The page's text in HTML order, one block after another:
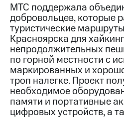
Контакты
Медиа-центр
Пресс-
релизы
МТС
о технологиях
Достижения
МТС поддержала
добровольцев, которые
туристические
Красноярска для
непродолжительных
по горной местности с
маркированных и
троп налегке. Проект
необходимое
памяти и портативные
цифровых устройств, а